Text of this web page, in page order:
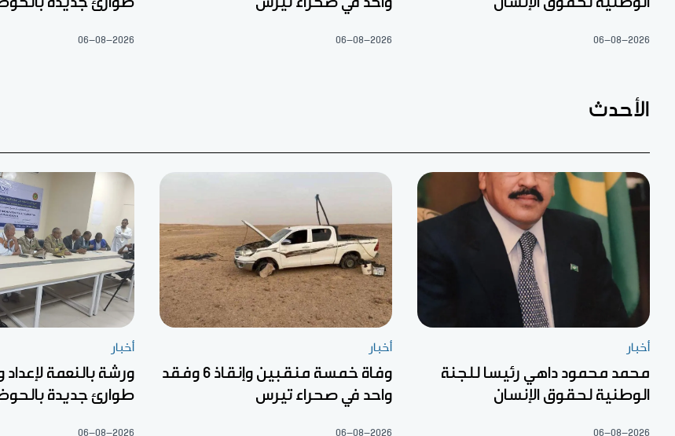
06-08-2026
06-08-2026
06-08-2026
الأحدث
أخبار
محمد محمود داهي رئيسا للجنة
الوطنية لحقوق الإنسان
06-08-2026
أخبار
وفاة خمسة منقبين وإنقاذ 6 وفقد
واحد في صحراء تيرس
06-08-2026
أخبار
ورشة بالنعمة
طوارئ جديدة
06-08-2026